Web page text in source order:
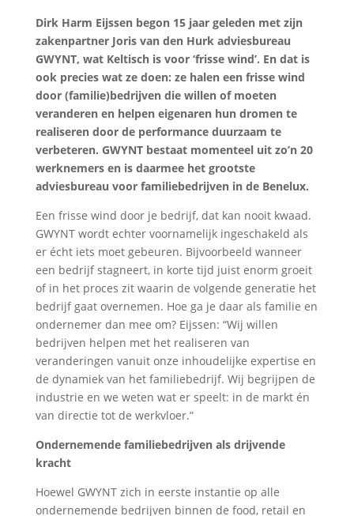
Dirk Harm Eijssen begon 15 jaar geleden met zijn
zakenpartner Joris van den Hurk adviesbureau
GWYNT, wat Keltisch is voor ‘frisse wind’. En dat is
ook precies wat ze doen: ze halen een frisse wind
door (familie)bedrijven die willen of moeten
veranderen en helpen eigenaren hun dromen te
realiseren door de performance duurzaam te
verbeteren. GWYNT bestaat momenteel uit zo’n 20
werknemers en is daarmee het grootste
adviesbureau voor familiebedrijven in de Benelux.
Een frisse wind door je bedrijf, dat kan nooit kwaad.
GWYNT wordt echter voornamelijk ingeschakeld als
er écht iets moet gebeuren. Bijvoorbeeld wanneer
een bedrijf stagneert, in korte tijd juist enorm groeit
of in het proces zit waarin de volgende generatie het
bedrijf gaat overnemen. Hoe ga je daar als familie en
ondernemer dan mee om? Eijssen: “Wij willen
bedrijven helpen met het realiseren van
veranderingen vanuit onze inhoudelijke expertise en
de dynamiek van het familiebedrijf. Wij begrijpen de
industrie en we weten wat er speelt: in de markt én
van directie tot de werkvloer.”
Ondernemende familiebedrijven als drijvende
kracht
Hoewel GWYNT zich in eerste instantie op alle
ondernemende bedrijven binnen de food, retail en